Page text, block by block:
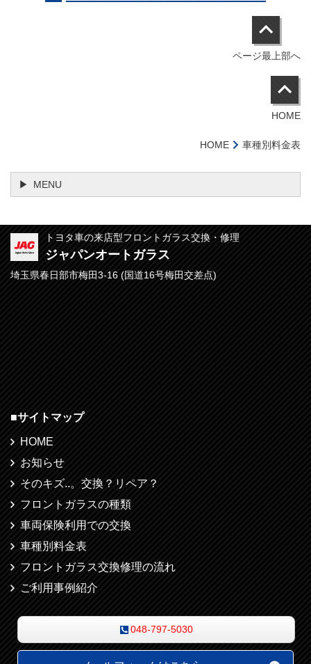
ページ最上部へ
HOME
HOME 車種別料金表
MENU
トヨタ車の来店型フロントガラス交換・修理
ジャパンオートガラス
埼玉県春日部市梅田3-16 (国道16号梅田交差点)
■サイトマップ
HOME
お知らせ
そのキズ..。交換？リペア？
フロントガラスの種類
車両保険利用での交換
車種別料金表
フロントガラス交換修理の流れ
ご利用事例紹介
048-797-5030